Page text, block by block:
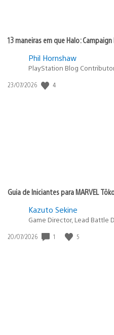
13 maneiras em que Halo:
Phil Hornshaw
PlayStation Blog
Data
23/07/2026 4
Guia de Iniciantes para MARVEL
Kazuto Sekine
Game Director, Lead Battle
Data
20/07/2026 1 5